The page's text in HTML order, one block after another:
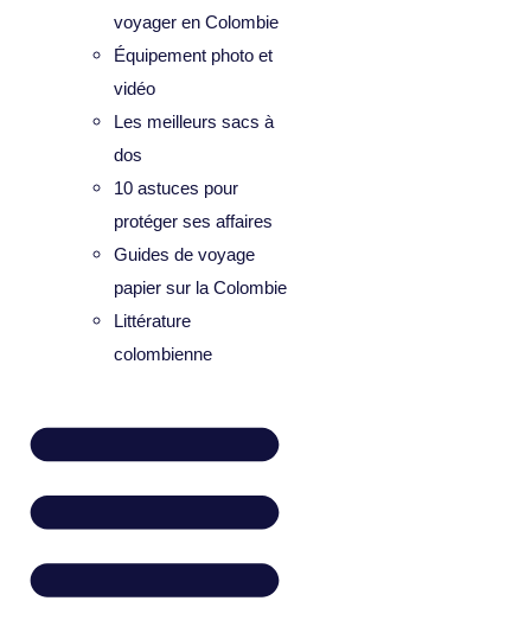
voyager en Colombie
Équipement photo et
vidéo
Les meilleurs sacs à
dos
10 astuces pour
protéger ses affaires
Guides de voyage
papier sur la Colombie
Littérature
colombienne